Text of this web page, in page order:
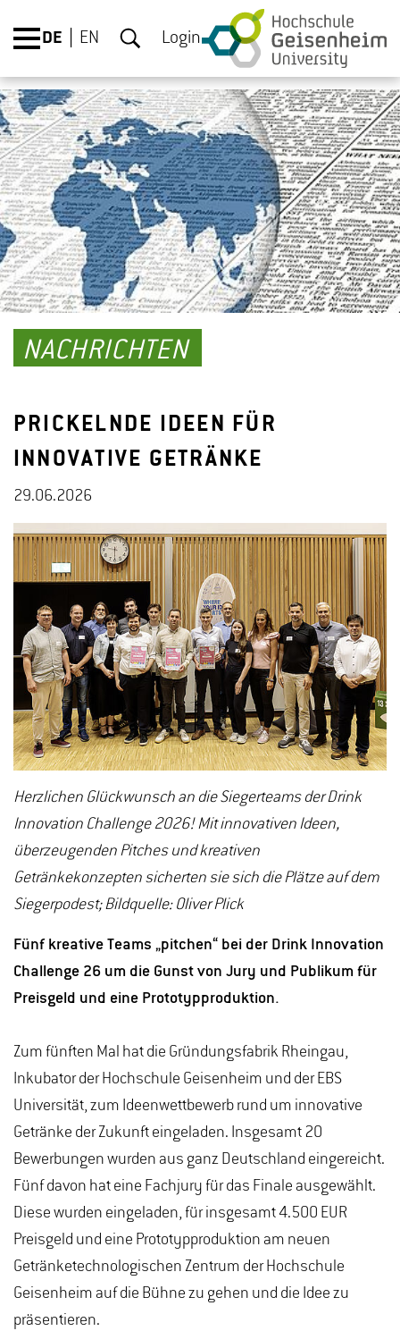
DE EN Login
NACHRICHTEN
PRICKELNDE IDEEN FÜR
INNOVATIVE GETRÄNKE
29.06.2026
Herzlichen Glückwunsch an die Siegerteams der Drink
Innovation Challenge 2026! Mit innovativen Ideen,
überzeugenden Pitches und kreativen
Getränkekonzepten sicherten sie sich die Plätze auf dem
Siegerpodest; Bildquelle: Oliver Plick
Fünf kreative Teams „pitchen“ bei der Drink Innovation
Challenge 26 um die Gunst von Jury und Publikum für
Preisgeld und eine Prototypproduktion.
Zum fünften Mal hat die Gründungsfabrik Rheingau,
Inkubator der Hochschule Geisenheim und der EBS
Universität, zum Ideenwettbewerb rund um innovative
Getränke der Zukunft eingeladen. Insgesamt 20
Bewerbungen wurden aus ganz Deutschland eingereicht.
Fünf davon hat eine Fachjury für das Finale ausgewählt.
Diese wurden eingeladen, für insgesamt 4.500 EUR
Preisgeld und eine Prototypproduktion am neuen
Getränketechnologischen Zentrum der Hochschule
Geisenheim auf die Bühne zu gehen und die Idee zu
präsentieren.